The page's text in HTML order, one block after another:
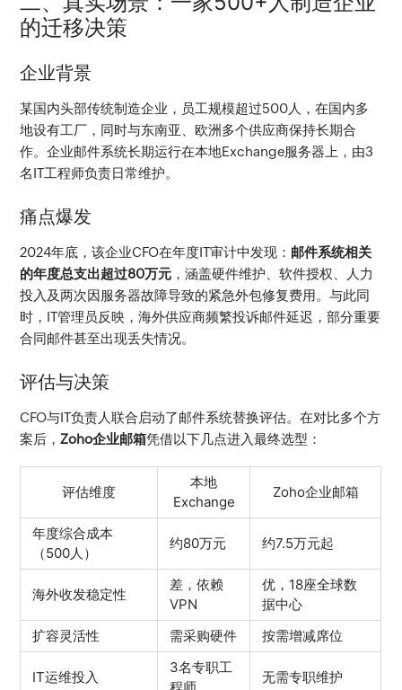
的迁移决策
企业背景
某国内头部传统制造企业，员工规模超过500人，在国内多
地设有工厂，同时与东南亚、欧洲多个供应商保持长期合
作。企业邮件系统长期运行在本地Exchange服务器上，由3
名IT工程师负责日常维护。
痛点爆发
2024年底，该企业CFO在年度IT审计中发现： 邮件系统相关
的年度总支出超过80万元 ，涵盖硬件维护、软件授权、人力
投入及两次因服务器故障导致的紧急外包修复费用。与此同
时，IT管理员反映，海外供应商频繁投诉邮件延迟，部分重要
合同邮件甚至出现丢失情况。
评估与决策
CFO与IT负责人联合启动了邮件系统替换评估。在对比多个方
案后，Zoho企业邮箱凭借以下几点进入最终选型：
评估维度
本地
Exchange
Zoho企业邮箱
年度综合成本
（500人）
约80万元 约7.5万元起
海外收发稳定性
差，依赖
VPN
优，18座全球数
据中心
扩容灵活性
需采购硬件 按需增减席位
IT运维投入
3名专职工
无需专职维护